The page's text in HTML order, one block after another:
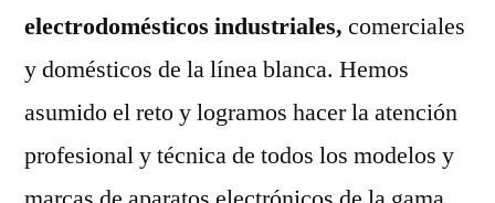
electrodomésticos industriales, comerciales
y domésticos de la línea blanca. Hemos
asumido el reto y logramos hacer la atención
profesional y técnica de todos los modelos y